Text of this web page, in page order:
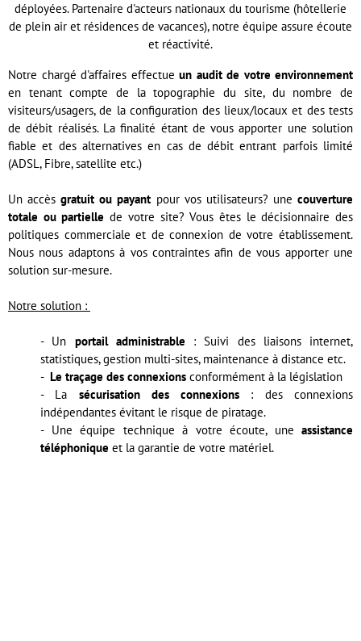
déployées. Partenaire d'acteurs nationaux du tourisme (hôtellerie
de plein air et résidences de vacances), notre équipe assure écoute
et réactivité.
Notre chargé d'affaires effectue un audit de votre environnement
en tenant compte de la topographie du site, du nombre de
visiteurs/usagers, de la configuration des lieux/locaux et des tests
de débit réalisés. La finalité étant de vous apporter une solution
fiable et des alternatives en cas de débit entrant parfois limité
(ADSL, Fibre, satellite etc.)
Un accèsgratuit ou payant pour vos utilisateurs? unecouverture
totale ou partielle de votre site? Vous êtes le décisionnaire des
politiques commerciale et de connexion de votre établissement.
Nous nous adaptons à vos contraintes afin de vous apporter une
solution sur-mesure.
Notre solution :
- Un portail administrable : Suivi des liaisons internet,
statistiques, gestion multi-sites, maintenance à distance etc.
- Le traçage des connexions conformément à la législation
- La sécurisation des connexions : des connexions
indépendantes évitant le risque de piratage.
- Une équipe technique à votre écoute, une assistance
téléphonique et la garantie de votre matériel.